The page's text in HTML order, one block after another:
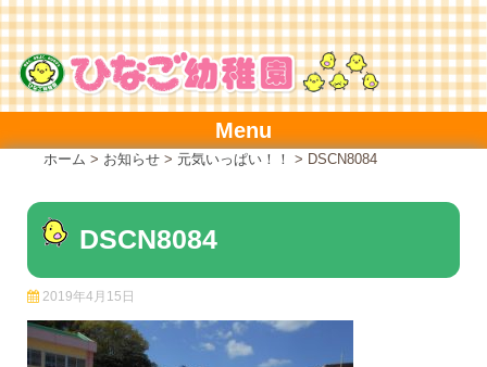
Skip
to
content
Menu
ホーム > お知らせ > 元気いっぱい！！ > DSCN8084
DSCN8084
2019年4月15日